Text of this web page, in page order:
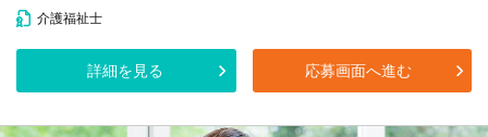
介護福祉士
詳細を見る 応募画面へ進む